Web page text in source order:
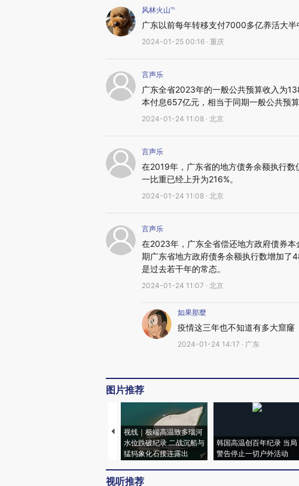
风林火山℡
广东以前每年转移支付7000多亿养活大半
2024-01-25 00:16 · 重庆
言声乐
广东全省2023年的一般公共预算收入为
本付息657亿元，相当于同期一般公共预
2024-01-24 11:08 · 北京
言声乐
在2019年，广东省的地方债务余额执行
一比重已经上升为216%。
2024-01-24 11:08 · 北京
言声乐
在2023年，广东全省偿还地方政府债券
期广东省地方政府债务余额执行数增加了
是过去若干年的常态。
2024-01-24 11:07 · 北京
如果那麼
疫情这三年也不知道有多大窟窿
2024-01-24 14:17 · 广东
图片推荐
视线｜极端高温致多瑙河
水位跌破纪录 二战沉船与
猛犸象化石接连露出
韩国高温创百年纪录 当局
警告停止一切户外活动
视听推荐